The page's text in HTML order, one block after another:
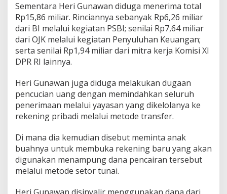
Sementara Heri Gunawan diduga menerima total
Rp15,86 miliar. Rinciannya sebanyak Rp6,26 miliar
dari BI melalui kegiatan PSBI; senilai Rp7,64 miliar
dari OJK melalui kegiatan Penyuluhan Keuangan;
serta senilai Rp1,94 miliar dari mitra kerja Komisi XI
DPR RI lainnya.
Heri Gunawan juga diduga melakukan dugaan
pencucian uang dengan memindahkan seluruh
penerimaan melalui yayasan yang dikelolanya ke
rekening pribadi melalui metode transfer.
Di mana dia kemudian disebut meminta anak
buahnya untuk membuka rekening baru yang akan
digunakan menampung dana pencairan tersebut
melalui metode setor tunai.